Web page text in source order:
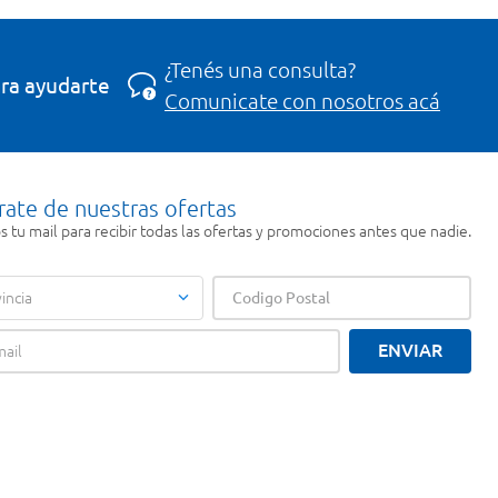
ayudarte
¿Tenés una consulta?
Comunicate con nosotros acá
de nuestras ofertas
tu mail para recibir todas las ofertas y promociones antes que nadie.
ENVIAR